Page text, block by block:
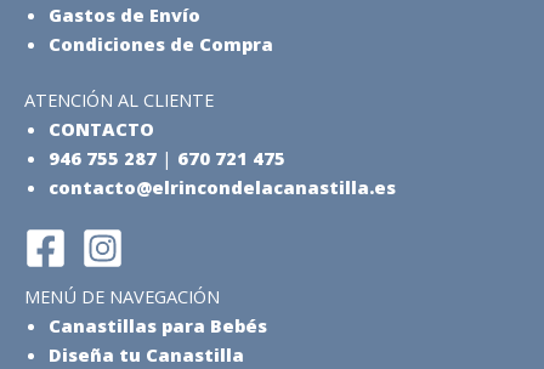
Gastos de Envío
Condiciones de Compra
ATENCIÓN AL CLIENTE
CONTACTO
946 755 287 | 670 721 475
contacto@elrincondelacanastilla.es
MENÚ DE NAVEGACIÓN
Canastillas para Bebés
Diseña tu Canastilla